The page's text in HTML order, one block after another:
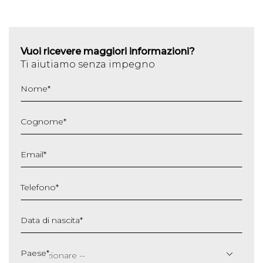
Vuoi ricevere maggiori informazioni?
Ti aiutiamo senza impegno
Nome*
Cognome*
Email*
Telefono*
Data di nascita*
slash
Paese*